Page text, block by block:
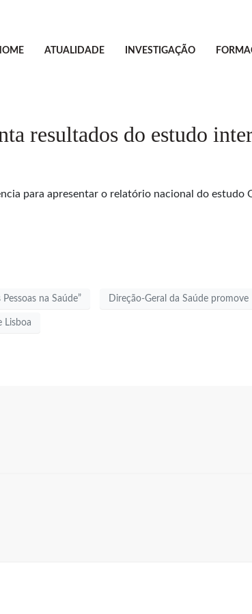
ATUALIDADE INVESTIGAÇÃO
resultados do estudo
para apresentar o relatório nacional do
na Saúde” Direção-Geral da Saúde promove
Lisboa